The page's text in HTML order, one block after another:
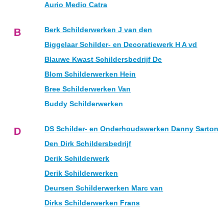
Aurio Medio Catra
B
Berk Schilderwerken J van den
Biggelaar Schilder- en Decoratiewerk H A vd
Blauwe Kwast Schildersbedrijf De
Blom Schilderwerken Hein
Bree Schilderwerken Van
Buddy Schilderwerken
D
DS Schilder- en Onderhoudswerken Danny
Den Dirk Schildersbedrijf
Derik Schilderwerk
Derik Schilderwerken
Deursen Schilderwerken Marc van
Dirks Schilderwerken Frans